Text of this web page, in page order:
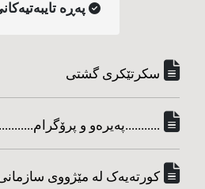
په‌ڕه‌
سکرتێکری گشتی
...........په‌یره‌و و پرۆگرام...........
کورته‌یه‌ک له مێژووی